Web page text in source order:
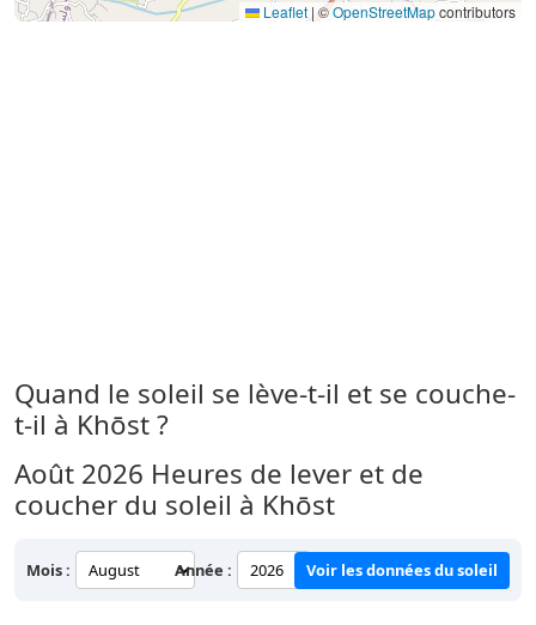
Leaflet | ©OpenStreetMapcontributors
Quand le soleil se lève-t-il et se couche-
t-il à Khōst ?
Août 2026 Heures de lever et de
coucher du soleil à Khōst
Mois : Année : Voir les données du soleil